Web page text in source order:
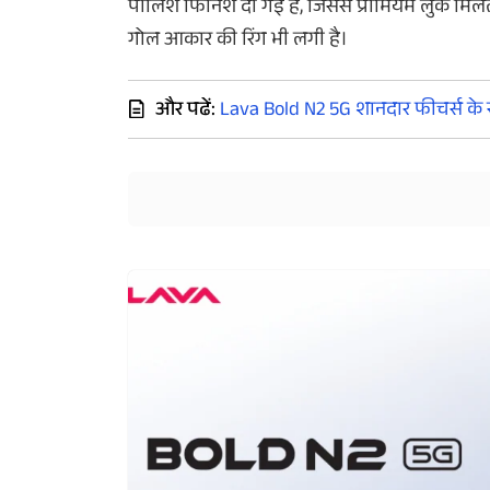
पॉलिश फिनिश दी गई है, जिससे प्रीमियम लुक
गोल आकार की रिंग भी लगी है।
और पढें: Lava Bold N2 5G शानदार फीचर्स